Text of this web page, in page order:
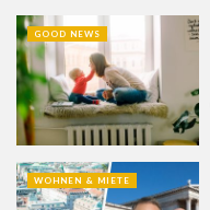
GOOD NEWS
WOHNEN & MIETE